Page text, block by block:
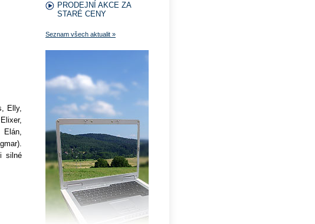
PRODEJNÍ AKCE ZA
STARÉ CENY
Seznam všech aktualit »
Elly,
Elán,
silné